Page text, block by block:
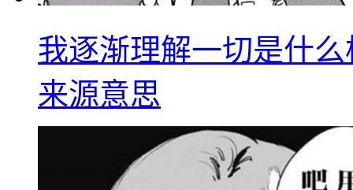
我逐渐理解一切是什
来源意思